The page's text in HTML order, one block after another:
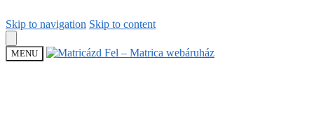
Skip to navigation Skip to content
MENU